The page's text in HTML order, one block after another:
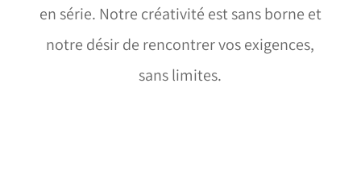
en série. Notre créativité est sans borne et
notre désir de rencontrer vos exigences,
sans limites.